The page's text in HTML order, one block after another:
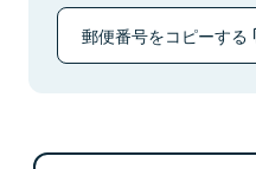
郵便番号をコピーする